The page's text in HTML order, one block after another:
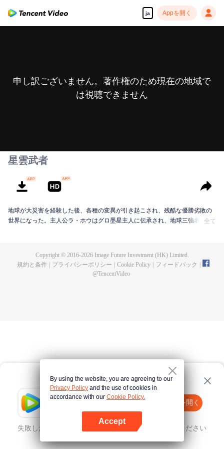
ja Appを開く
Tencent Video
Appを開く
失敗したとき、 こちらをクリック 再度試してみてください
申し訳ございません。著作権のため現在の地域で
は視聴できません
星雲武者
地球が大災害を経験した後、各種の変異が引き起こされ、残酷な優勝劣敗の
世界になった。主人公ラ・ホウはグロ墨星主人に伝承され、地球三強者の一
全て
Copyright © 2016-2026Image Future Investment (HK) Limited.
規約と条件
プライバシーポリシー Cookie Policy フィードバック
@TencentVideo
By using the website, you are agreeing to our
Privacy Policy and the use of cookies in
accordance with our Cookie Policy.
Accept